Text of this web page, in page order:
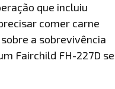
que incluiu
comer carne
a sobrevivência
Fairchild FH-227D se